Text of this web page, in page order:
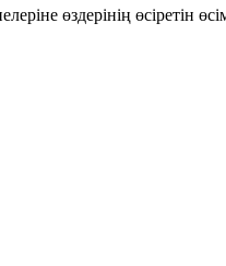
өздерінің өсіретін